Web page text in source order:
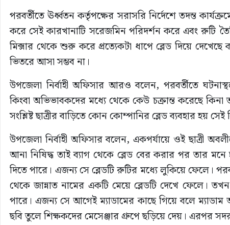
পরবর্তীতে ঊর্ধ্বতন কর্তৃপক্ষের সরাসরি নির্দেশে তদন্ত
করে সেই কারখানাটি সরেজমিন পরিদর্শন করে এবং রুটি
মিক্সার থেকে শুরু করে প্রত্যেকটা ধাপে ব্লেড দিয়ে
ভিতরে আসা সম্ভব না।
উপজেলা নির্বাহী অফিসার আরও বলেন, পরবর্তীতে
কিংবা অভিভাবকদের মধ্যে থেকে কেউ চক্রান্ত করেছে
সংশ্লিষ্ট ছাত্রীর বাড়িতে কোন কোম্পানির ব্লেড ব্যবহার হয়
উপজেলা নির্বাহী অফিসার বলেন, একপর্যায়ে ওই ছাত্রী
আনা নিষিদ্ধ তাই ব্যাগ থেকে ব্লেড বের করার পর তার মনে
দিতে পারে। এজন্য সে ব্লেডটি রুটির মধ্যে লুকিয়ে ফেলে।
থেকে জান্নাত নামের একটি মেয়ে ব্লেডটি দেখে ফেলে।
পারে। এজন্য সে আগেই ম্যাডামের কাছে গিয়ে বলে ম্যাডাম
ছবি তুলে শিক্ষকদের মেসেঞ্জার গ্রুপে ছড়িয়ে দেয়। এরপর সদর